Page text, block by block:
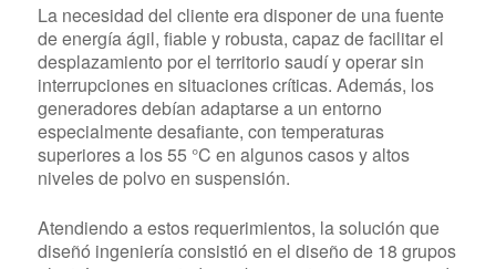
La necesidad del cliente era disponer de una fuente
de energía ágil, fiable y robusta, capaz de facilitar el
desplazamiento por el territorio saudí y operar sin
interrupciones en situaciones críticas. Además, los
generadores debían adaptarse a un entorno
especialmente desafiante, con temperaturas
superiores a los 55 °C en algunos casos y altos
niveles de polvo en suspensión.
Atendiendo a estos requerimientos, la solución que
diseñó ingeniería consistió en el diseño de 18 grupos